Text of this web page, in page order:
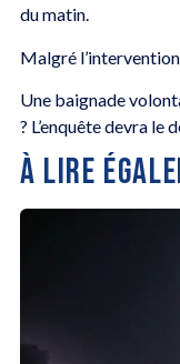
du matin.
Malgré l’intervention
Une baignade
? L’enquête devra le
À LIRE